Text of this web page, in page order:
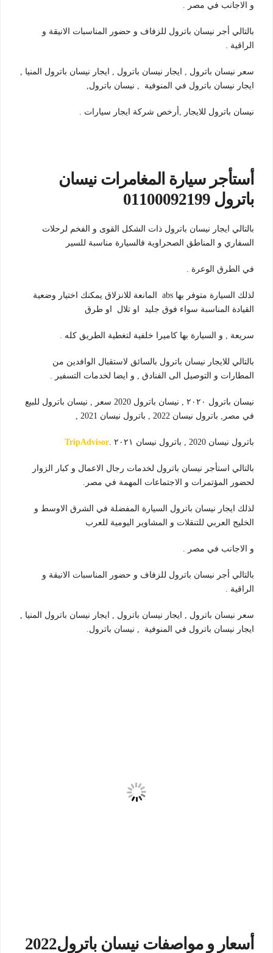
و الاجانب في مصر .
بالتالي أجر نيسان باترول للزفاف و حضور المناسبات الانيقة و
الراقية .
سعر نيسان باترول , ايجار نيسان باترول , ايجار نيسان باترول المنيا ,
ايجار نيسان باترول في المنوفية , نيسان باترول,
نيسان باترول للايجار ,أرخص شركة ايجار سيارات .
أستأجر سيارة المغامرات نيسان
باترول 01100092199
بالتالي ايجار نيسان باترول ذات الشكل القوى و الفخم لرحلات
السفاري و المناطق الصحراوية فالسيارة مناسبة للسير
في الطرق الوعرة .
لذلك السيارة متوفر بها abs المانعة للانزلاق يمكنك اختيار وضعية
القيادة المناسبة سواء فوق جليد او تلال او طرق
سريعة , و السيارة بها كاميرا خلفية لتغطية الطريق كله .
بالتالي للايجار نيسان باترول بالسائق لاستقبال الوافدين من
المطارات و التوصيل الى الفنادق , و ايضا لخدمات التسفير .
نيسان باترول ٢٠٢٠ , نيسان باترول 2020 سعر , نيسان باترول للبيع
في مصر, باترول نيسان 2022 , باترول نيسان 2021 ,
باترول نيسان 2020 , باترول نيسان ٢٠٢١ . TripAdvisor
بالتالي استأجر نيسان باترول لخدمات رجال الاعمال و كبار الزوار
لحضور المؤتمرات و الاجتماعات المهمة في مصر.
لذلك ايجار نيسان باترول السيارة المفضلة في الشرق الاوسط و
الخليج العربي للتنقلات و المشاوير اليومية للعرب
و الاجانب في مصر .
بالتالي أجر نيسان باترول للزفاف و حضور المناسبات الانيقة و
الراقية .
سعر نيسان باترول , ايجار نيسان باترول , ايجار نيسان باترول المنيا ,
ايجار نيسان باترول في المنوفية , نيسان باترول.
أسعار و مواصفات نيسان باترول2022